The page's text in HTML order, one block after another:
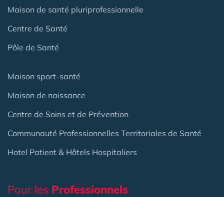
Maison de santé pluriprofessionnelle
Centre de Santé
Pôle de Santé
Maison sport-santé
Maison de naissance
Centre de Soins et de Prévention
Communauté Professionnelles Territoriales de Santé
Hotel Patient & Hôtels Hospitaliers
Pour les Professionnels